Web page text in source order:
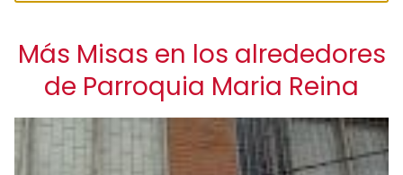
Más Misas en los alrededores
de Parroquia Maria Reina